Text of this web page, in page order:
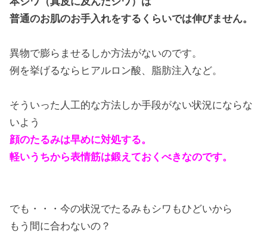
普通のお肌のお手入れをするくらいでは伸びません。
異物で膨らませるしか方法がないのです。
例を挙げるならヒアルロン酸、脂肪注入など。
そういった人工的な方法しか手段がない状況にならな
いよう
顔のたるみは早めに対処する。
軽いうちから表情筋は鍛えておくべきなのです。
でも・・・今の状況でたるみもシワもひどいから
もう間に合わないの？